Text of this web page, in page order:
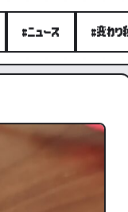
#ニュース #変わり